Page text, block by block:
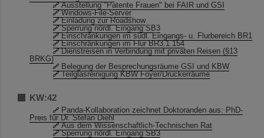
Ausstellung "Patente Frauen" bei FAIR und GSI
Windows-File-Server
Einladung zur Roadshow
Sperrung nördl. Eingang SB3
Einschränkungen im südl. Eingangs- u. Flurbereich BR1
Einschränkungen im Flur BR3.1.154
Dienstreisen in Verbindung mit privaten Reisen (§13
BRKG)
Belegung der Besprechungsräume GSI und KBW
Teilglasreinigung KBW Foyer/Druckerräume
KW:42
Panda-Kollaboration zeichnet Doktoranden aus: PhD-
Preis für Dr. Stefan Diehl
Aus dem Wissenschaftlich-Technischen Rat
Sperrung nördl. Eingang SB3